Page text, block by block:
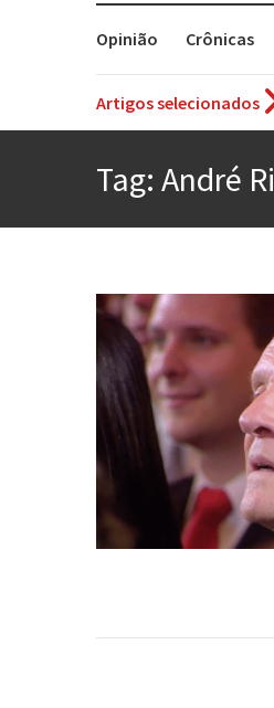
Opinião Crônicas
Artigos selecionados
Tag: André